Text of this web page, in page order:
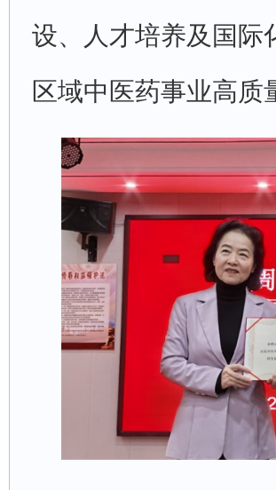
设、人才培养及国际
区域中医药事业高质